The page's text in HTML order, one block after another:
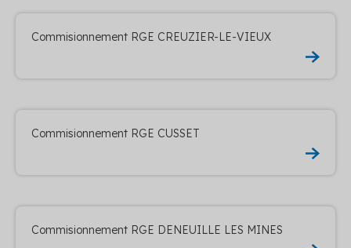
Commisionnement RGE CREUZIER-LE-VIEUX
Commisionnement RGE CUSSET
Commisionnement RGE DENEUILLE LES MINES